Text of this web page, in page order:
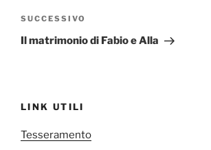
Articolo
successivo
SUCCESSIVO
Il matrimonio di Fabio e Alla
LINK UTILI
Tesseramento